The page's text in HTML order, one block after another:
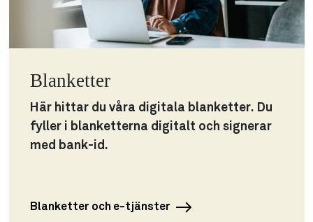
Blanketter
Här hittar du våra digitala blanketter. Du
fyller i blanketterna digitalt och signerar
med bank-id.
Blanketter och e-tjänster